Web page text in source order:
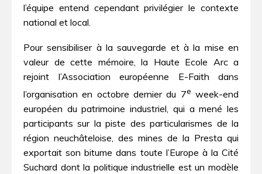
l’équipe entend cependant privilégier le contexte
national et local.
Pour sensibiliser à la sauvegarde et à la mise en
valeur de cette mémoire, la Haute Ecole Arc a
rejoint l’Association européenne E-Faith dans
l’organisation en octobre dernier du 7e week-end
européen du patrimoine industriel, qui a mené les
participants sur la piste des particularismes de la
région neuchâteloise, des mines de la Presta qui
exportait son bitume dans toute l’Europe à la Cité
Suchard dont la politique industrielle est un modèle